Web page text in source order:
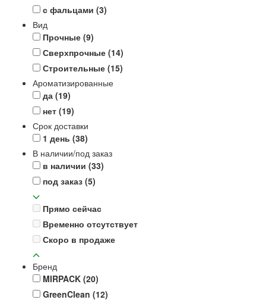
с фальцами (3)
Вид
Прочные (9)
Сверхпрочные (14)
Строительные (15)
Ароматизированные
да (19)
нет (19)
Срок доставки
1 день (38)
В наличии/под заказ
в наличии (33)
под заказ (5)
Прямо сейчас
Временно отсутствует
Скоро в продаже
Бренд
MIRPACK (20)
GreenClean (12)